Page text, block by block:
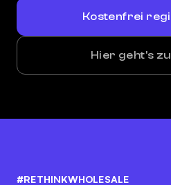
Kostenfrei
Hier geht's
#RETHINKWHOLESALE